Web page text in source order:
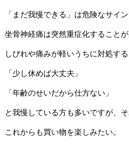
「まだ我慢できる」は危険なサイ
坐骨神経痛は突然重症化することが
しびれや痛みが軽いうちに対処す
「少し休めば大丈夫」
「年齢のせいだから仕方ない」
と我慢している方も多いですが、
これからも買い物を楽しみたい。